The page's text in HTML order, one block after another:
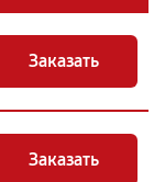
Заказать
Заказать